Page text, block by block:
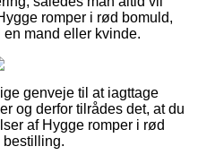
romper i rød bomuld,
mand eller kvinde.
genveje til at iagttage
og derfor tilrådes det, at du
af Hygge romper i rød